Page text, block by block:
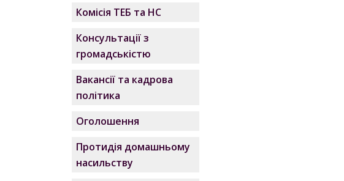
Комісія ТЕБ та НС
Консультації з
громадськістю
Вакансії та кадрова
політика
Оголошення
Протидія домашньому
насильству